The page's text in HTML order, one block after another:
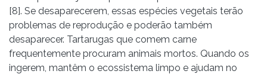
[8]. Se desaparecerem, essas espécies vegetais terão
problemas de reprodução e poderão também
desaparecer. Tartarugas que comem carne
frequentemente procuram animais mortos. Quando os
ingerem, mantêm o ecossistema limpo e ajudam no